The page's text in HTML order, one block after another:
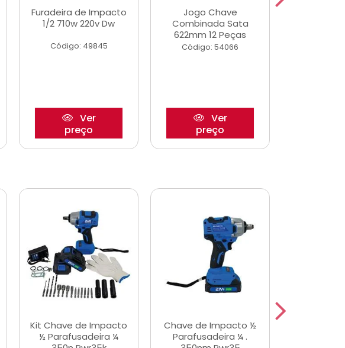
Furadeira de Impacto
1/2 710w 220v Dw
Código: 49845
Ver
preço
Jogo Chave
Combinada Sata
622mm 12 Peças
Código: 54066
Ver
preço
Kit Chave de Impacto
½ Parafusadeira ¼
Chave de Impacto ½
Parafusadeira ¼ .